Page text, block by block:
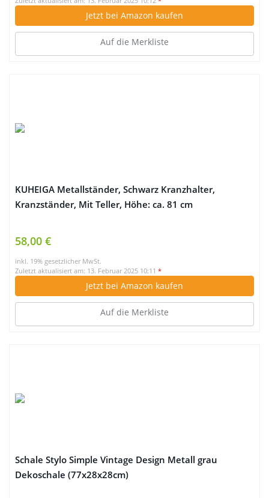
Jetzt bei Amazon kaufen
Auf die Merkliste
KUHEIGA Metallständer, Schwarz Kranzhalter,
Kranzständer, Mit Teller, Höhe: ca. 81 cm
58,00 €
inkl. 19% gesetzlicher MwSt.
Zuletzt aktualisiert am: 13. Februar 2025 10:11 *
Jetzt bei Amazon kaufen
Auf die Merkliste
Schale Stylo Simple Vintage Design Metall grau
Dekoschale (77x28x28cm)